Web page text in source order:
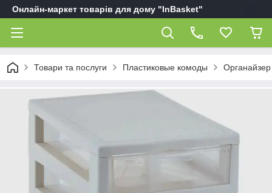
Онлайн-маркет товарів для дому "InBasket"
Товари та послуги Пластиковые комоды